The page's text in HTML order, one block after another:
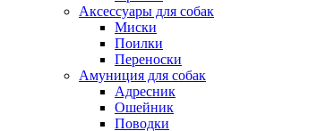
Аксессуары для собак
Миски
Поилки
Переноски
Амуниция для собак
Адресник
Ошейник
Поводки